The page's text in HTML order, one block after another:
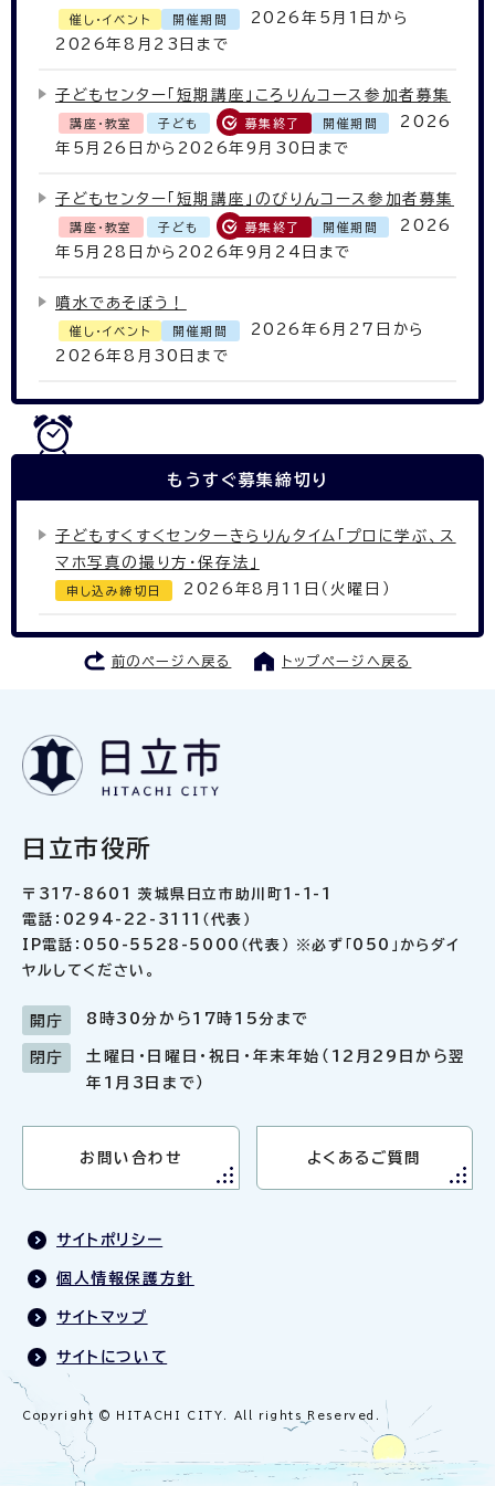
催し・イベント 開催期間
2026年5月1日から
2026年8月23日まで
子どもセンター「短期講座」ころりんコース参加者募集
講座・教室 子ども 募集終了 開催期間
2026
年5月26日から2026年9月30日まで
子どもセンター「短期講座」のびりんコース参加者募集
講座・教室 子ども 募集終了 開催期間
2026
年5月28日から2026年9月24日まで
噴水であそぼう！
催し・イベント 開催期間
2026年6月27日から
2026年8月30日まで
もうすぐ募集締切り
子どもすくすくセンターきらりんタイム「プロに学ぶ、ス
マホ写真の撮り方・保存法」
申し込み締切日 2026年8月11日（火曜日）
前のページへ戻る トップページへ戻る
日立市役所
〒317-8601 茨城県日立市助川町1-1-1
電話：0294-22-3111（代表）
IP電話：050-5528-5000（代表） ※必ず「050」からダイ
ヤルしてください。
開庁 8時30分から17時15分まで
閉庁
土曜日・日曜日・祝日・年末年始（12月29日から翌
年1月3日まで）
お問い合わせ よくあるご質問
サイトポリシー
個人情報保護方針
サイトマップ
サイトについて
Copyright © HITACHI CITY. All rights Reserved.